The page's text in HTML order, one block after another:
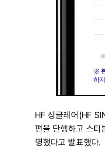
HF 싱클레어(HF
편을 단행하고 스
명했다고 발표했다.